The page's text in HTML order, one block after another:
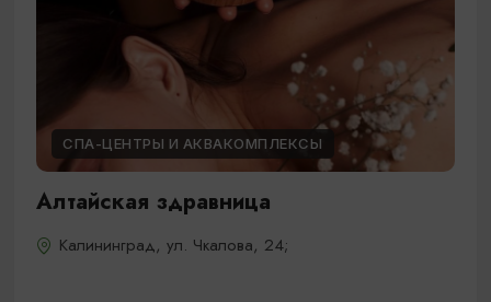
СПА-ЦЕНТРЫ И АКВАКОМПЛЕКСЫ
Алтайская здравница
Калининград, ул. Чкалова, 24;